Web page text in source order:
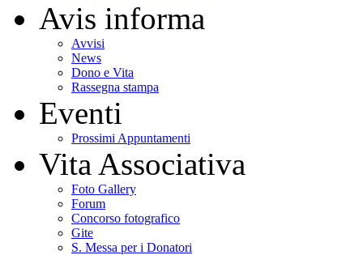
Avis informa
Avvisi
News
Dono e Vita
Rassegna stampa
Eventi
Prossimi Appuntamenti
Vita Associativa
Foto Gallery
Forum
Concorso fotografico
Gite
S. Messa per i Donatori